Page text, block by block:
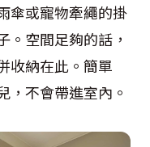
傘或寵物牽繩的掛
。空間足夠的話，
收納在此。簡單
，不會帶進室內。